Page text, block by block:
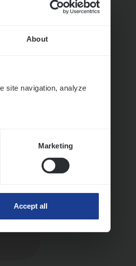
About
site navigation, analyze
Marketing
Accept all